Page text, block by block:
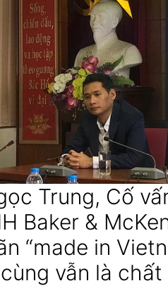
Trung, Cố
Baker &
“made in
vẫn là